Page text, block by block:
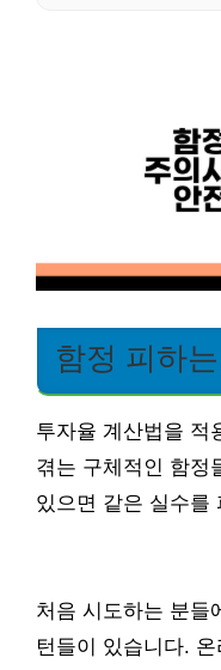
함정 피하
투자율 계산법을 적
겪는 구체적인 함정
있으면 같은 실수를
처음 시도하는 분들
턴들이 있습니다.